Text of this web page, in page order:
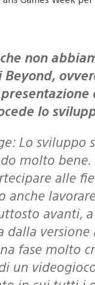
Beyond,
lo
molto bene.
alle
anche
avanti,
dalla versione
fase molto
un